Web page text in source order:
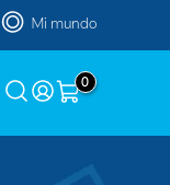
Mi mundo
0